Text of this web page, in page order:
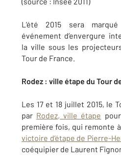
L’été 2015 sera
événement d’envergure
la ville sous les
Tour de France.
Rodez : ville étape du Tour
Les 17 et 18 juillet 2015, le
par Rodez, ville étape
première fois, qui remonte à
victoire d’étape de Pierre-
coéquipier de Laurent